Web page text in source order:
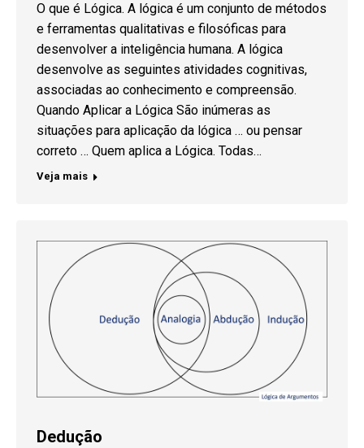
O que é Lógica. A lógica é um conjunto de métodos
e ferramentas qualitativas e filosóficas para
desenvolver a inteligência humana. A lógica
desenvolve as seguintes atividades cognitivas,
associadas ao conhecimento e compreensão.
Quando Aplicar a Lógica São inúmeras as
situações para aplicação da lógica … ou pensar
correto … Quem aplica a Lógica. Todas…
Veja mais
Dedução